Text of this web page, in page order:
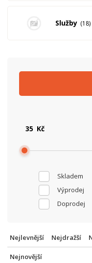
Služby 18
Skladem
Výprodej
Doprodej
Kč
Nejlevnější Nejdražší
Nejnovější